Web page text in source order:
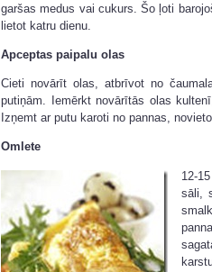
garšas medus vai cukurs. Šo ļoti
lietot katru dienu.
Apceptas paipalu olas
Cieti novārīt olas, atbrīvot no
putiņām. Iemērkt novārītās olas
Izņemt ar putu karoti no pannas,
Omlete
12-
sāli,